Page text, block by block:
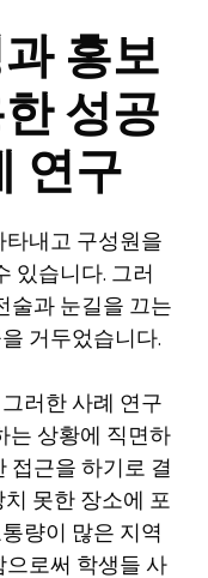
홍보
성공
연구
내고 구성원을
있습니다. 그러
술과 눈길을 끄는
거두었습니다.
러한 사례 연구
는 상황에 직면하
접근을 하기로 결
못한 장소에 포
량이 많은 지역
로써 학생들 사